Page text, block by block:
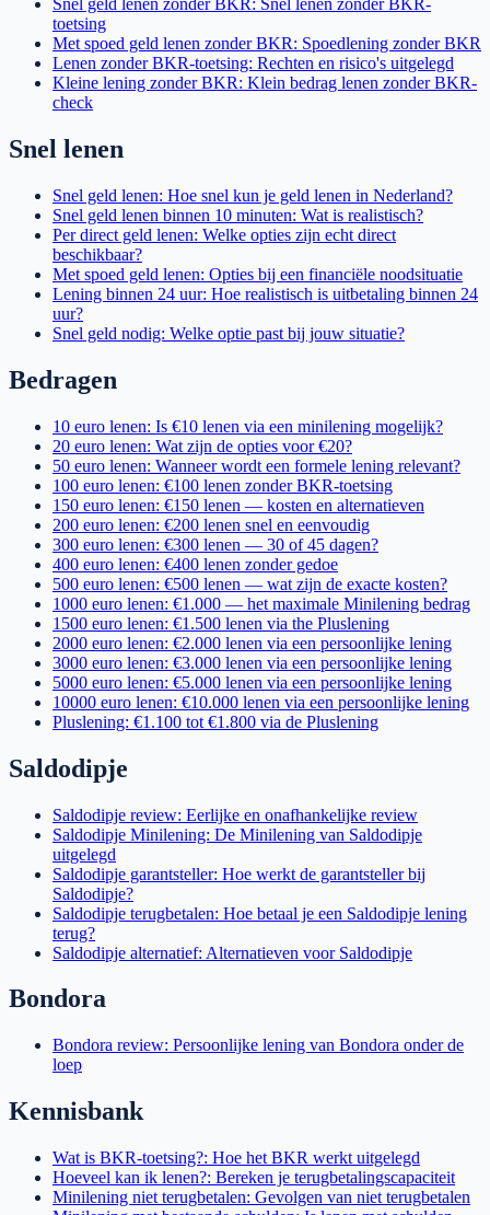
Snel geld lenen zonder BKR: Snel lenen zonder BKR-
toetsing
Met spoed geld lenen zonder BKR: Spoedlening zonder BKR
Lenen zonder BKR-toetsing: Rechten en risico's uitgelegd
Kleine lening zonder BKR: Klein bedrag lenen zonder BKR-
check
Snel lenen
Snel geld lenen: Hoe snel kun je geld lenen in Nederland?
Snel geld lenen binnen 10 minuten: Wat is realistisch?
Per direct geld lenen: Welke opties zijn echt direct
beschikbaar?
Met spoed geld lenen: Opties bij een financiële noodsituatie
Lening binnen 24 uur: Hoe realistisch is uitbetaling binnen 24
uur?
Snel geld nodig: Welke optie past bij jouw situatie?
Bedragen
10 euro lenen: Is €10 lenen via een minilening mogelijk?
20 euro lenen: Wat zijn de opties voor €20?
50 euro lenen: Wanneer wordt een formele lening relevant?
100 euro lenen: €100 lenen zonder BKR-toetsing
150 euro lenen: €150 lenen — kosten en alternatieven
200 euro lenen: €200 lenen snel en eenvoudig
300 euro lenen: €300 lenen — 30 of 45 dagen?
400 euro lenen: €400 lenen zonder gedoe
500 euro lenen: €500 lenen — wat zijn de exacte kosten?
1000 euro lenen: €1.000 — het maximale Minilening bedrag
1500 euro lenen: €1.500 lenen via the Pluslening
2000 euro lenen: €2.000 lenen via een persoonlijke lening
3000 euro lenen: €3.000 lenen via een persoonlijke lening
5000 euro lenen: €5.000 lenen via een persoonlijke lening
10000 euro lenen: €10.000 lenen via een persoonlijke lening
Pluslening: €1.100 tot €1.800 via de Pluslening
Saldodipje
Saldodipje review: Eerlijke en onafhankelijke review
Saldodipje Minilening: De Minilening van Saldodipje
uitgelegd
Saldodipje garantsteller: Hoe werkt de garantsteller bij
Saldodipje?
Saldodipje terugbetalen: Hoe betaal je een Saldodipje lening
terug?
Saldodipje alternatief: Alternatieven voor Saldodipje
Bondora
Bondora review: Persoonlijke lening van Bondora onder de
loep
Kennisbank
Wat is BKR-toetsing?: Hoe het BKR werkt uitgelegd
Hoeveel kan ik lenen?: Bereken je terugbetalingscapaciteit
Minilening niet terugbetalen: Gevolgen van niet terugbetalen